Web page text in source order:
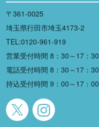
〒361-0025
埼玉県行田市埼玉4173-2
TEL:0120-961-919
営業受付時間 8：30～17：30
電話受付時間 8：30～17：30
持込受付時間 9：00～17：00